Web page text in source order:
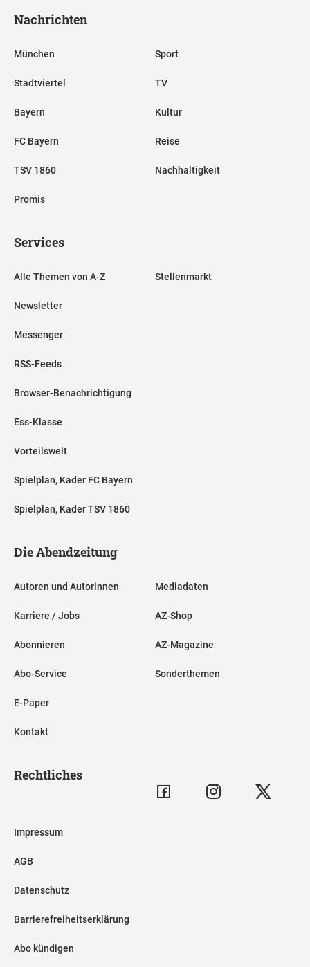
Nachrichten
München
Stadtviertel
Bayern
FC Bayern
TSV 1860
Promis
Sport
TV
Kultur
Reise
Nachhaltigkeit
Services
Alle Themen von A-Z
Newsletter
Messenger
RSS-Feeds
Browser-Benachrichtigung
Ess-Klasse
Vorteilswelt
Spielplan, Kader FC Bayern
Spielplan, Kader TSV 1860
Stellenmarkt
Die Abendzeitung
Autoren und Autorinnen
Karriere / Jobs
Abonnieren
Abo-Service
E-Paper
Kontakt
Mediadaten
AZ-Shop
AZ-Magazine
Sonderthemen
Rechtliches
Impressum
AGB
Datenschutz
Barrierefreiheitserklärung
Abo kündigen